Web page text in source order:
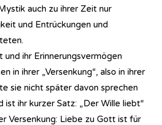
auch zu ihrer Zeit nur
und Entrückungen und
und ihr Erinnerungsvermögen
in ihrer „Versenkung“, also in ihrer
sie nicht später davon sprechen
ist ihr kurzer Satz: „Der Wille liebt“
Versenkung: Liebe zu Gott ist für